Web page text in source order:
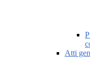
Atti